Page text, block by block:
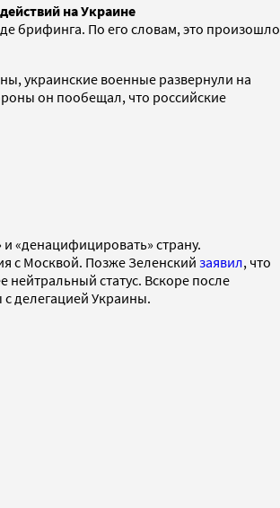
на Украине
брифинга. По его словам, это произошло
украинские военные развернули на
он пообещал, что российские
«денацифицировать» страну.
с Москвой. Позже Зеленский заявил, что
нейтральный статус. Вскоре после
делегацией Украины.